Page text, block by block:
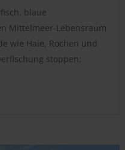
blaue
Mittelmeer-Lebensraum
wie Haie, Rochen und
stoppen;